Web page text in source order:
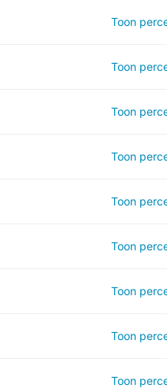
Toon
Toon
Toon
Toon
Toon
Toon
Toon
Toon
Toon